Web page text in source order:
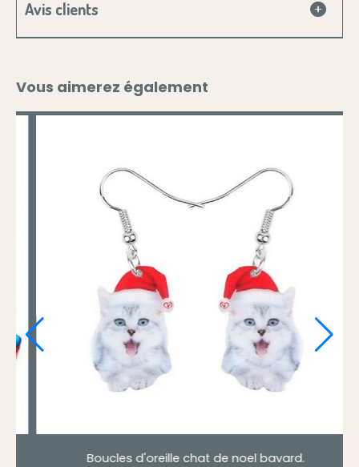
Avis clients
Vous aimerez également
Boucles d'oreille chat au noeud rouge.